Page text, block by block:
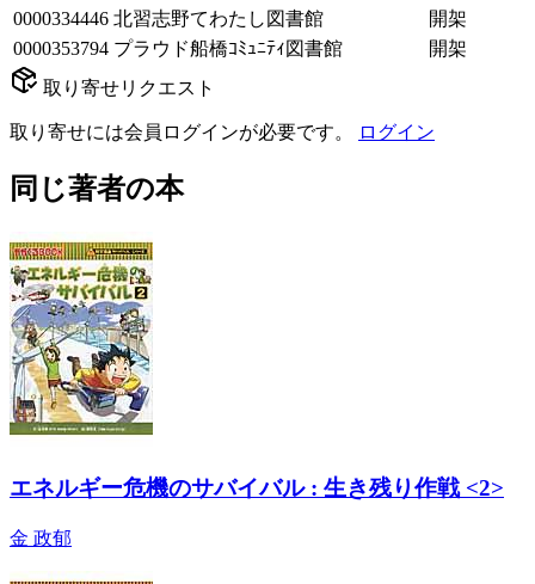
0000334446 北習志野てわたし図書館
開架
0000353794 プラウド船橋ｺﾐｭﾆﾃｨ図書館
開架
取り寄せリクエスト
取り寄せには会員ログインが必要です。 ログイン
同じ著者の本
エネルギー危機のサバイバル : 生き残り作戦 <2>
金 政郁